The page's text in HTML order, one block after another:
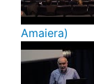
Amaiera)